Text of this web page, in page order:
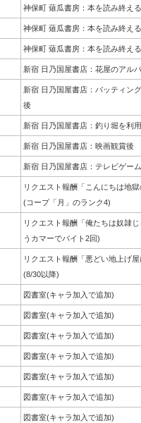
神保町 薙瓜書房：本を読み終え
神保町 薙瓜書房：本を読み終え
神保町 薙瓜書房：本を読み終え
新宿 日乃国屋書店：花屋のアル
新宿 日乃国屋書店：バッティン
後
新宿 日乃国屋書店：釣り堀を利
新宿 日乃国屋書店：映画観賞後
新宿 日乃国屋書店：テレビゲー
リクエスト報酬「こんにちは地獄
(コープ「月」のランク4)
リクエスト報酬「俺たちは奴隷
うカマーでバイト2回)
リクエスト報酬「悪どい地上げ屋
(8/30以降)
図書室(キャラ加入で追加)
図書室(キャラ加入で追加)
図書室(キャラ加入で追加)
図書室(キャラ加入で追加)
図書室(キャラ加入で追加)
図書室(キャラ加入で追加)
図書室(キャラ加入で追加)